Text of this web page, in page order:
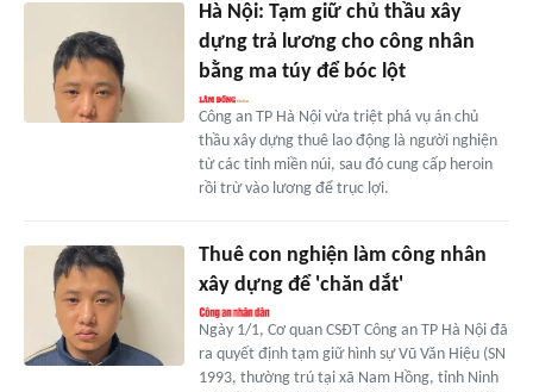
Hà Nội: Tạm giữ chủ thầu xây
dựng trả lương cho công nhân
bằng ma túy để bóc lột
Công an TP Hà Nội vừa triệt phá vụ án chủ
thầu xây dựng thuê lao động là người nghiện
từ các tỉnh miền núi, sau đó cung cấp heroin
rồi trừ vào lương để trục lợi.
Thuê con nghiện làm công nhân
xây dựng để 'chăn dắt'
Ngày 1/1, Cơ quan CSĐT Công an TP Hà Nội đã
ra quyết định tạm giữ hình sự Vũ Văn Hiệu (SN
1993, thường trú tại xã Nam Hồng, tỉnh Ninh